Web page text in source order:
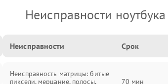
Неисправности
Неисправности Срок
Неисправность матрицы: битые
пиксели, мерцание, полосы,
70 мин